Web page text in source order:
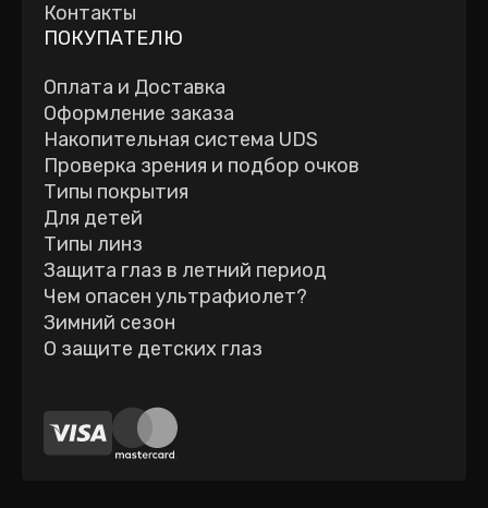
Контакты
ПОКУПАТЕЛЮ
Оплата и Доставка
Оформление заказа
Накопительная система UDS
Проверка зрения и подбор очков
Типы покрытия
Для детей
Типы линз
Защита глаз в летний период
Чем опасен ультрафиолет?
Зимний сезон
О защите детских глаз